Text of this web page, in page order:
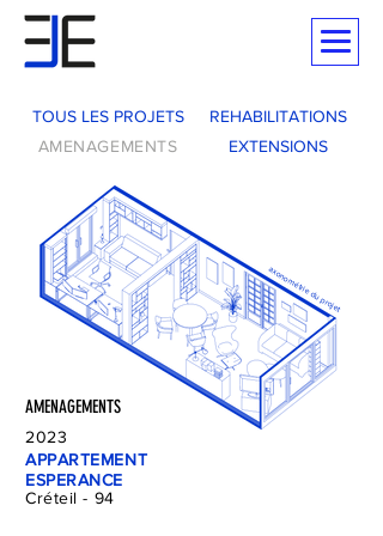
TOUS LES PROJETS
REHABILITATIONS
AMENAGEMENTS
EXTENSIONS
AMENAGEMENTS
2023
axonométrie du projet
APPARTEMENT
ESPERANCE
Créteil - 94